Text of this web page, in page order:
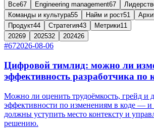
Все67 Engineering management67
Команды и культура55 Найм и рост51
Продукт44 Стратегия43 Метрики11
20269 202532 202426
#672026-08-06
Цифровой тимлид: можно ли
эффективность разработчика по
Можно ли оценить трудоёмкость, грейд и
эффективности по изменениям в коде — и
должны уступить место контексту и
решению.